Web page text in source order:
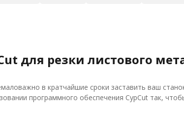
для резки листового
в кратчайшие сроки заставить ваш
программного обеспечения CypCut так,